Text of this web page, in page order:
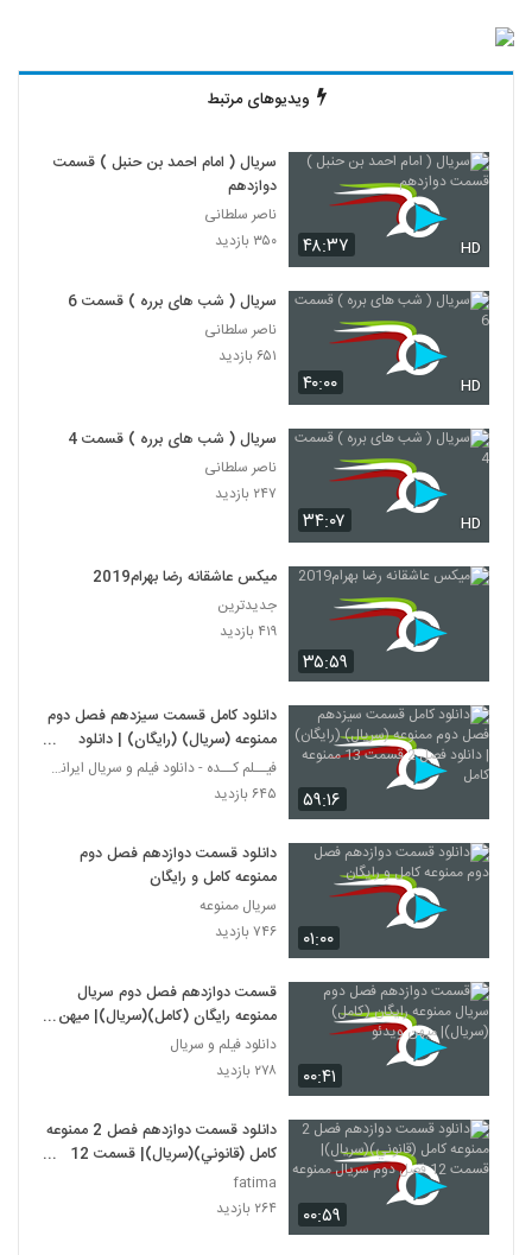
ویدیوهای مرتبط
۴۸:۳۷ HD
سریال ( امام احمد بن حنبل ) قسمت
دوازدهم
ناصر سلطانی
۳۵۰ بازدید
۴۰:۰۰ HD
سریال ( شب های برره ) قسمت 6
ناصر سلطانی
۶۵۱ بازدید
۳۴:۰۷ HD
سریال ( شب های برره ) قسمت 4
ناصر سلطانی
۲۴۷ بازدید
۳۵:۵۹
میکس عاشقانه رضا بهرام2019
جدیدترین
۴۱۹ بازدید
۵۹:۱۶
دانلود کامل قسمت سیزدهم فصل دوم
ممنوعه (سریال) (رایگان) | دانلود
فصل 2 قسمت 13 ممنوعه کامل
فیــلم کــده - دانلود فیلم و سریال ایرانی (رایگان)
۶۴۵ بازدید
۰۱:۰۰
دانلود قسمت دوازدهم فصل دوم
ممنوعه کامل و رایگان
سریال ممنوعه
۷۴۶ بازدید
۰۰:۴۱
قسمت دوازدهم فصل دوم سريال
ممنوعه رايگان (کامل)(سريال)| میهن
ویدئو
دانلود فیلم و سریال
۲۷۸ بازدید
۰۰:۵۹
دانلود قسمت دوازدهم فصل 2 ممنوعه
کامل (قانوني)(سريال)| قسمت 12
فصل دوم سريال ممنوعه
fatima
۲۶۴ بازدید